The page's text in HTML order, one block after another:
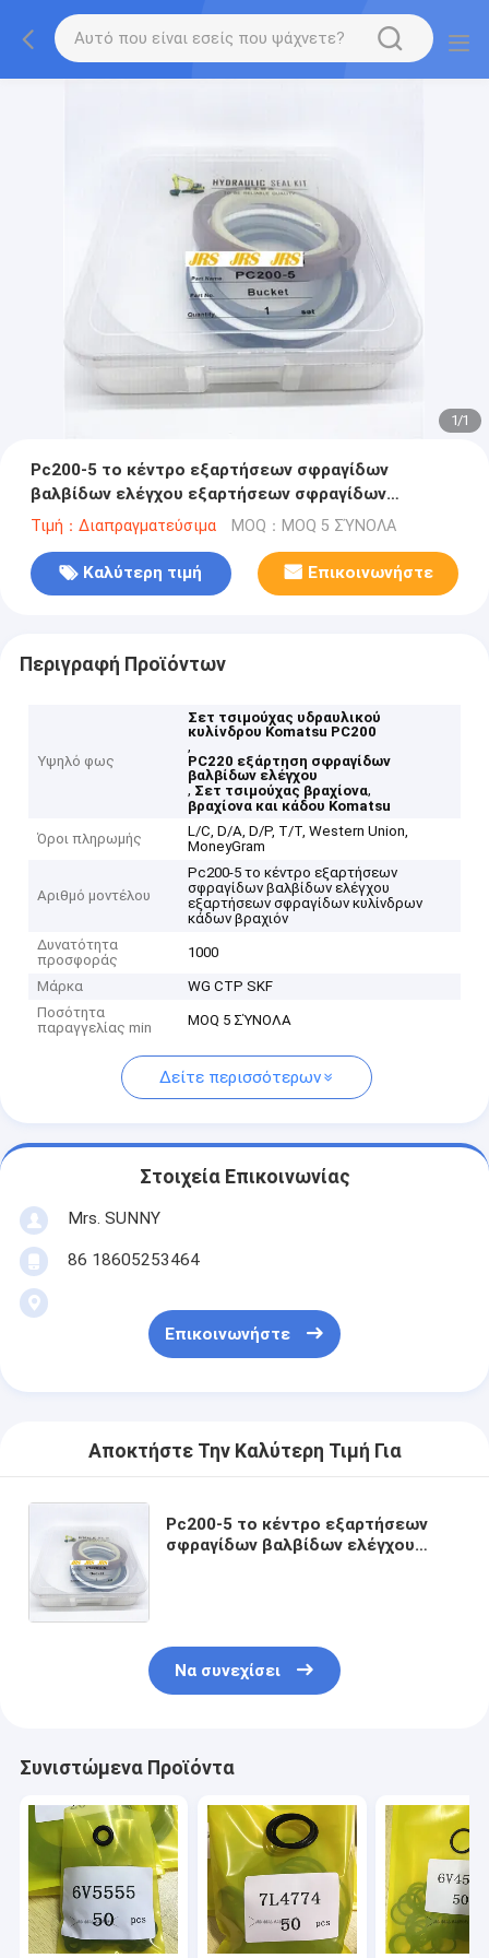
1/1
Pc200-5 το κέντρο εξαρτήσεων σφραγίδων
βαλβίδων ελέγχου εξαρτήσεων σφραγίδων
κυλίνδρων κάδων βραχιόνων βραχιόνων 6 7 8 PC220
Τιμή：Διαπραγματεύσιμα MOQ：MOQ 5 ΣΎΝΟΛΑ
Καλύτερη τιμή Επικοινωνήστε
Περιγραφή Προϊόντων
Υψηλό φως
Σετ τσιμούχας υδραυλικού
κυλίνδρου Komatsu PC200
,
PC220 εξάρτηση σφραγίδων
βαλβίδων ελέγχου
, Σετ τσιμούχας βραχίονα,
βραχίονα και κάδου Komatsu
Όροι πληρωμής
L/C, D/A, D/P, T/T, Western Union,
MoneyGram
Αριθμό μοντέλου
Pc200-5 το κέντρο εξαρτήσεων
σφραγίδων βαλβίδων ελέγχου
εξαρτήσεων σφραγίδων κυλίνδρων
κάδων βραχιόν
Δυνατότητα
προσφοράς
1000
Μάρκα
WG CTP SKF
Ποσότητα
παραγγελίας min
MOQ 5 ΣΎΝΟΛΑ
Δείτε περισσότερων
Στοιχεία Επικοινωνίας
Mrs. SUNNY
86 18605253464
Επικοινωνήστε
Αποκτήστε Την Καλύτερη Τιμή Για
Pc200-5 το κέντρο εξαρτήσεων
σφραγίδων βαλβίδων ελέγχου
Να συνεχίσει
Συνιστώμενα Προϊόντα